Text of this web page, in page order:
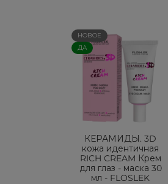
НОВОЕ
ДА
КЕРАМИДЫ. 3D
кожа идентичная
RICH CREAM Крем
для глаз - маска 30
мл - FLOSLEK